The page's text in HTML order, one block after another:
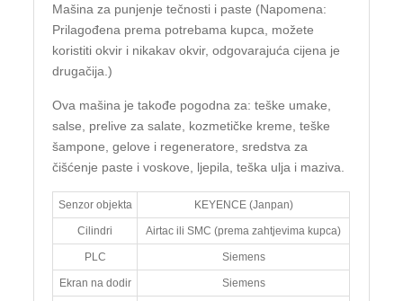
Mašina za punjenje tečnosti i paste (Napomena:
Prilagođena prema potrebama kupca, možete
koristiti okvir i nikakav okvir, odgovarajuća cijena je
drugačija.)
Ova mašina je takođe pogodna za: teške umake,
salse, prelive za salate, kozmetičke kreme, teške
šampone, gelove i regeneratore, sredstva za
čišćenje paste i voskove, ljepila, teška ulja i maziva.
Senzor objekta KEYENCE (Janpan)
Cilindri Airtac ili SMC (prema zahtjevima kupca)
PLC Siemens
Ekran na dodir Siemens